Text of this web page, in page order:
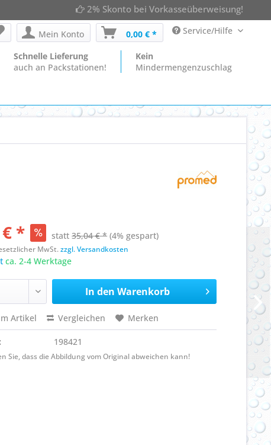
2% Skonto bei Vorkasseüberweisung!
Mein Konto 0,00 € * Service/Hilfe
Schnelle Lieferung
auch an Packstationen!
Kein
Mindermengenzuschlag
* statt35,04 € * (4% gespart)
MwSt.zzgl. Versandkosten
ca. 2-4 Werktage
In den Warenkorb
Artikel Vergleichen Merken
198421
Sie, dass die Abbildung vom Original abweichen kann!